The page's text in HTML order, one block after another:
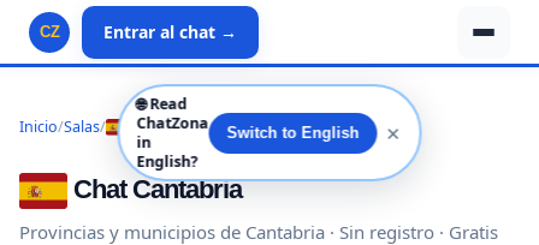
CZ Entrar al chat →
Inicio/Salas/ España/ Cantabria
Chat Cantabria
Provincias y municipios de Cantabria · Sin registro · Gratis
🌐 Read
ChatZona
in
English?
Switch to English ✕